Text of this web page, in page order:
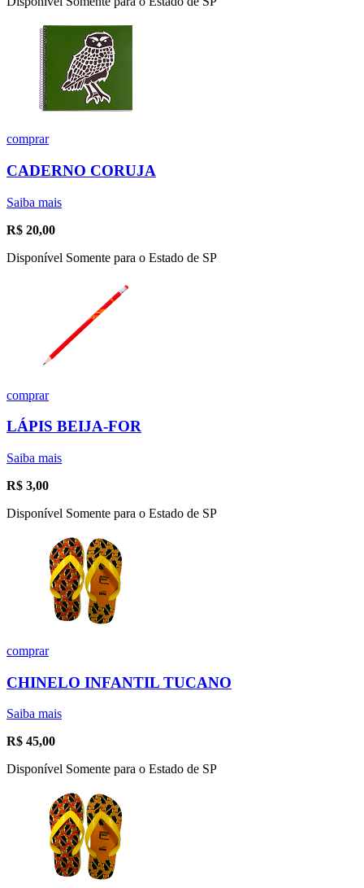
comprar
CADERNO CORUJA
Saiba mais
R$ 20,00
Disponível Somente para o Estado de SP
comprar
LÁPIS BEIJA-FOR
Saiba mais
R$ 3,00
Disponível Somente para o Estado de SP
comprar
CHINELO INFANTIL TUCANO
Saiba mais
R$ 45,00
Disponível Somente para o Estado de SP